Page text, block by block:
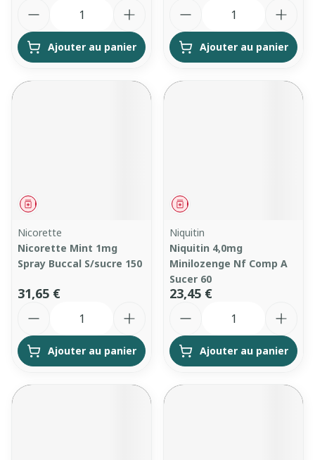
Ajouter au panier Ajouter au panier
Médicament
Nicorette
Nicorette Mint 1mg
Spray Buccal S/sucre 150
31,65 €
Ajouter au panier
Médicament
Niquitin
Niquitin 4,0mg
Minilozenge Nf Comp A
Sucer 60
23,45 €
Ajouter au panier